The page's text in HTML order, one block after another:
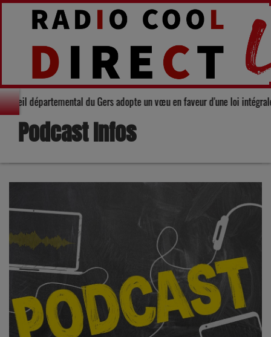
: Le Conseil départemental du Gers adopte un vœu en faveur d'une
Podcast Infos